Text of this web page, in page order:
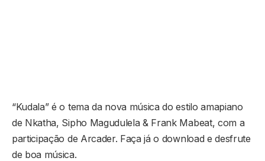
“Kudala” é o tema da nova música do estilo amapiano
de Nkatha, Sipho Magudulela & Frank Mabeat, com a
participação de Arcader. Faça já o download e desfrute
de boa música.